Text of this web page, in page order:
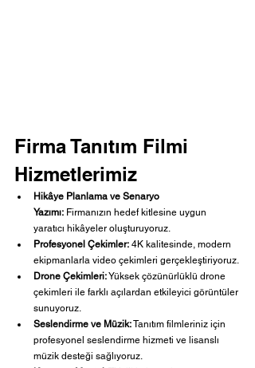
Firma Tanıtım Filmi
Hizmetlerimiz
Hikâye Planlama ve Senaryo
Yazımı: Firmanızın hedef kitlesine uygun
yaratıcı hikâyeler oluşturuyoruz.
Profesyonel Çekimler: 4K kalitesinde, modern
ekipmanlarla video çekimleri gerçekleştiriyoruz.
Drone Çekimleri: Yüksek çözünürlüklü drone
çekimleri ile farklı açılardan etkileyici görüntüler
sunuyoruz.
Seslendirme ve Müzik: Tanıtım filmleriniz için
profesyonel seslendirme hizmeti ve lisanslı
müzik desteği sağlıyoruz.